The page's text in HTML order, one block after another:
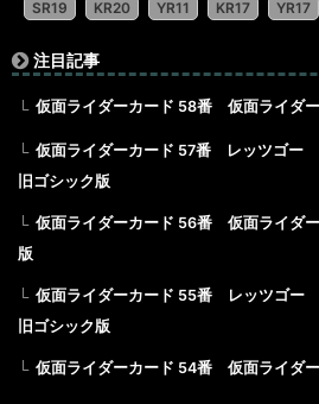
SR19
KR20 YR11 KR17 YR17
注目記事
仮面ライダーカード 58番 仮面ライ
仮面ライダーカード 57番 レッツゴ
旧ゴシック版
仮面ライダーカード 56番 仮面ライ
版
仮面ライダーカード 55番 レッツゴ
旧ゴシック版
仮面ライダーカード 54番 仮面ライ